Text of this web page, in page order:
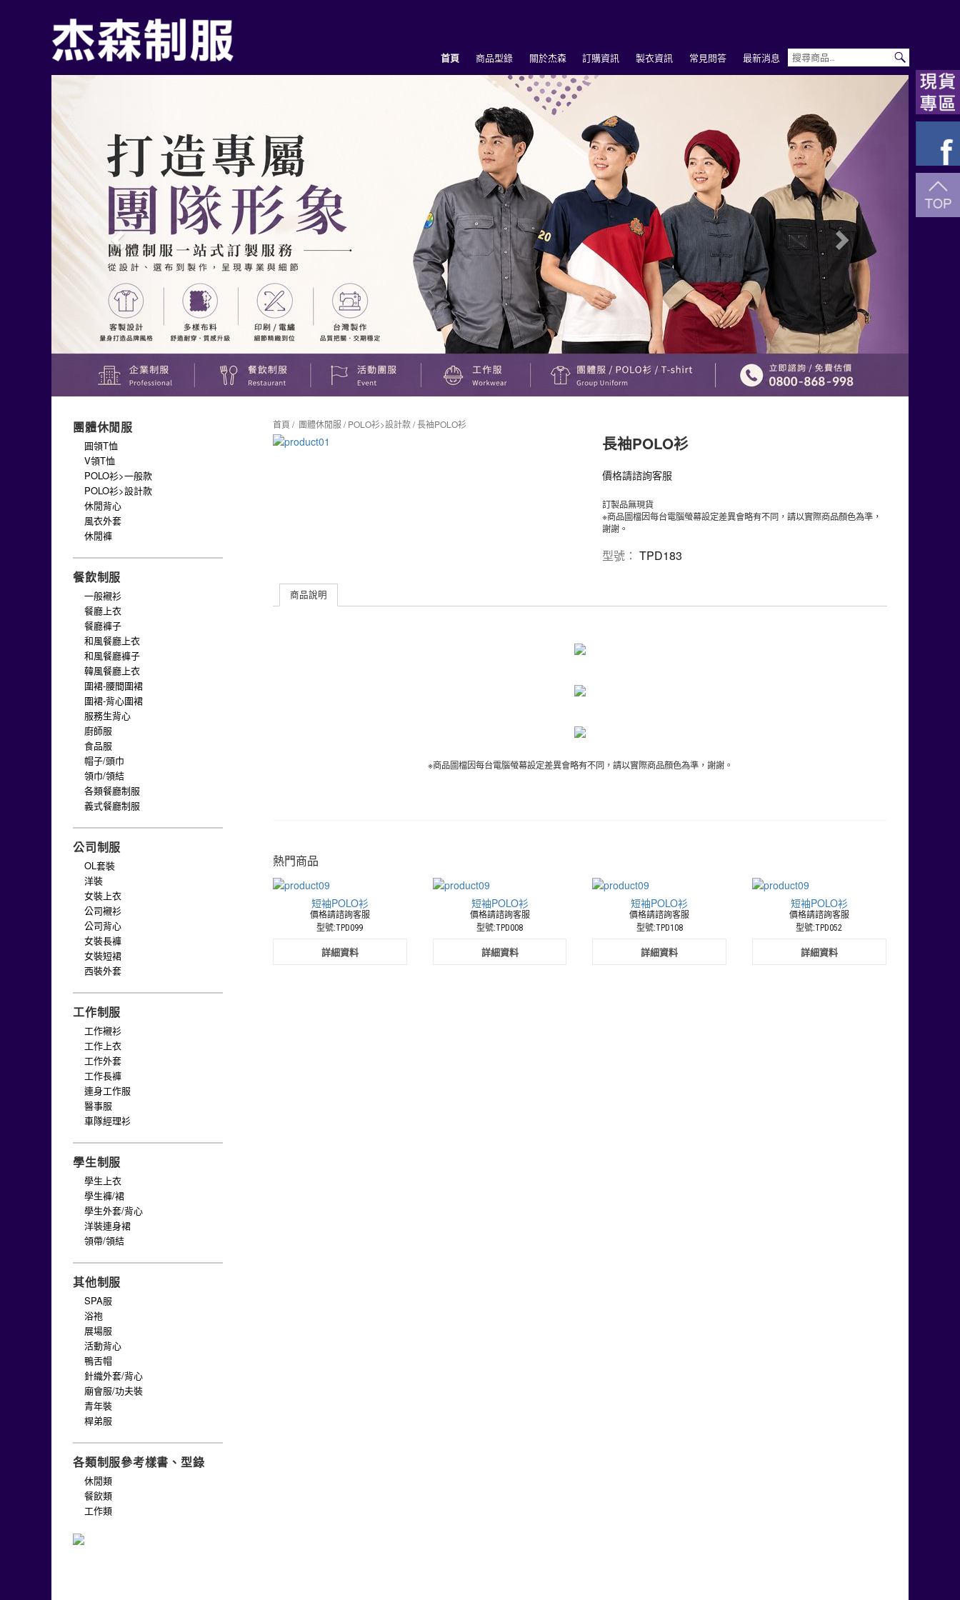
首頁 商品型錄 關於杰森 訂購資訊 製衣資訊 常見問答 最新消息
首頁 / 團體休閒服 /POLO衫>設計款/ 長袖POLO衫
長袖POLO衫
價格請諮詢客服
訂製品無現貨
※商品圖檔因每台電腦螢幕設定差異會略有不同，請以實際商品顏色為準，
謝謝。
型號： TPD183
商品說明
※商品圖檔因每台電腦螢幕設定差異會略有不同，請以實際商品顏色為準，謝謝。
熱門商品
短袖POLO衫
價格請諮詢客服
型號:TPD099
詳細資料
短袖POLO衫
價格請諮詢客服
型號:TPD008
詳細資料
短袖POLO衫
價格請諮詢客服
型號:TPD108
詳細資料
短袖POLO衫
價格請諮詢客服
型號:TPD052
詳細資料
團體休閒服
圓領T恤
V領T恤
POLO衫>一般款
POLO衫>設計款
休閒背心
風衣外套
休閒褲
餐飲制服
一般襯衫
餐廳上衣
餐廳褲子
和風餐廳上衣
和風餐廳褲子
韓風餐廳上衣
圍裙-腰間圍裙
圍裙-背心圍裙
服務生背心
廚師服
食品服
帽子/頭巾
領巾/領結
各類餐廳制服
義式餐廳制服
公司制服
OL套裝
洋裝
女裝上衣
公司襯衫
公司背心
女裝長褲
女裝短裙
西裝外套
工作制服
工作襯衫
工作上衣
工作外套
工作長褲
連身工作服
醫事服
車隊經理衫
學生制服
學生上衣
學生褲/裙
學生外套/背心
洋裝連身裙
領帶/領結
其他制服
SPA服
浴袍
展場服
活動背心
鴨舌帽
針織外套/背心
廟會服/功夫裝
青年裝
桿弟服
各類制服參考樣書、型錄
休閒類
餐飲類
工作類